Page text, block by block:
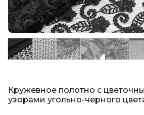
Кружевное полотно с
узорами угольно-черного